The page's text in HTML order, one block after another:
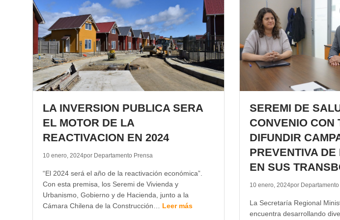
LA INVERSION PUBLICA SERA
EL MOTOR DE LA
REACTIVACION EN 2024
10 enero, 2024por Departamento Prensa
“El 2024 será el año de la reactivación económica”.
Con esta premisa, los Seremi de Vivienda y
Urbanismo, Gobierno y de Hacienda, junto a la
Cámara Chilena de la Construcción… Leer más
SEREMI DE
CONVENIO CON
DIFUNDIR
PREVENTIVA
EN SUS
10 enero, 2024por
La Secretaría Regional
encuentra desarrollando